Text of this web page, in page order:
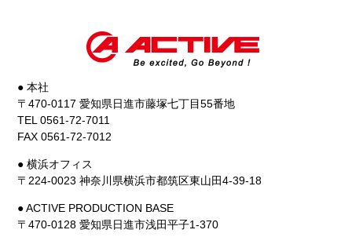
● 本社
〒470-0117 愛知県日進市藤塚七丁目55番地
TEL 0561-72-7011
FAX 0561-72-7012
● 横浜オフィス
〒224-0023 神奈川県横浜市都筑区東山田4-39-18
● ACTIVE PRODUCTION BASE
〒470-0128 愛知県日進市浅田平子1-370